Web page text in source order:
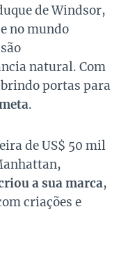
de Windsor,
no mundo
natural. Com
portas para
.
de US$ 50 mil
a sua marca,
criações e